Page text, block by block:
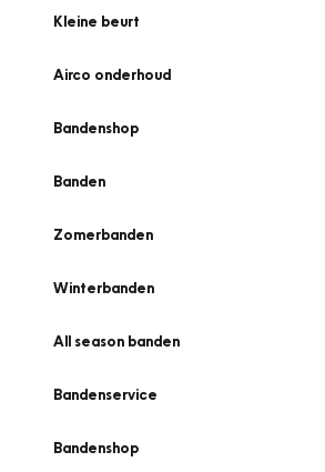
Kleine beurt
Airco onderhoud
Bandenshop
Banden
Zomerbanden
Winterbanden
All season banden
Bandenservice
Bandenshop